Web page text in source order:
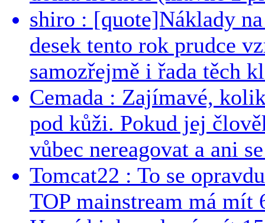
shiro : [quote]Náklady
desek tento rok prudce
samozřejmě i řada těch
Cemada : Zajímavé,
pod kůži. Pokud jej
vůbec nereagovat a ani
Tomcat22 : To se
TOP mainstream má